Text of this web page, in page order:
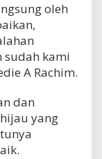
oleh
sudah kami
A Rachim.
dan
yang